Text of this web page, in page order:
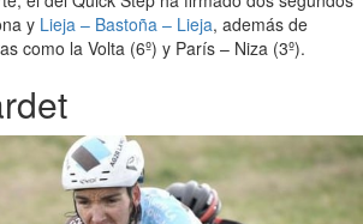
y Lieja – Bastoña – Lieja, además de
como la Volta (6º) y París – Niza (3º).